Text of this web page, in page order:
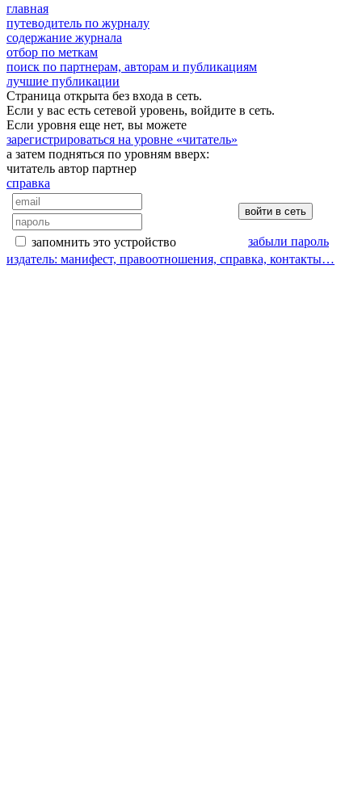
главная
путеводитель по журналу
содержание журнала
отбор по меткам
поиск по партнерам, авторам и публикациям
лучшие публикации
Страница открыта без входа в сеть.
Если у вас есть сетевой уровень, войдите в сеть.
Если уровня еще нет, вы можете
зарегистрироваться на уровне «читатель»
а затем подняться по уровням вверх:
читатель автор партнер
справка
запомнить это устройство
забыли пароль
издатель: манифест, правоотношения, справка, контакты…